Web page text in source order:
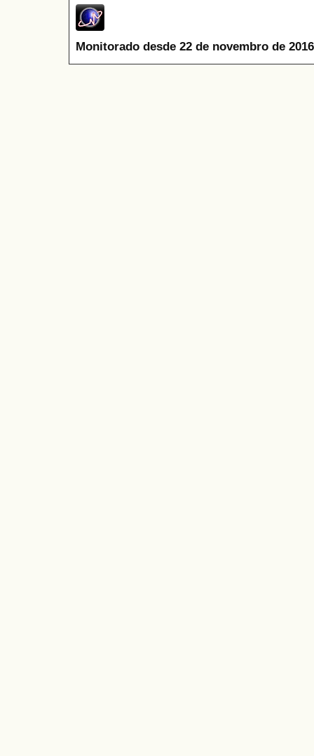
Monitorado desde 22 de novembro de